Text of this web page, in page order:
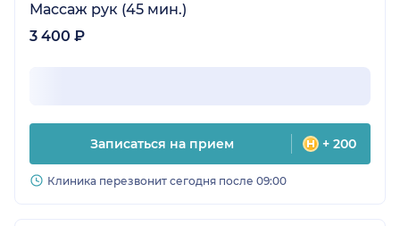
Массаж рук (45 мин.)
3 400 ₽
Записаться на прием + 200
Клиника перезвонит сегодня после 09:00